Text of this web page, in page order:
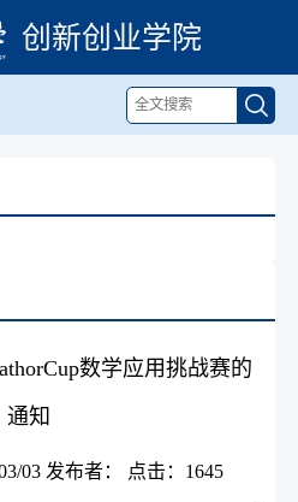
创新创业学院
数学应用挑战赛的
通知
03 发布者： 点击： 1645